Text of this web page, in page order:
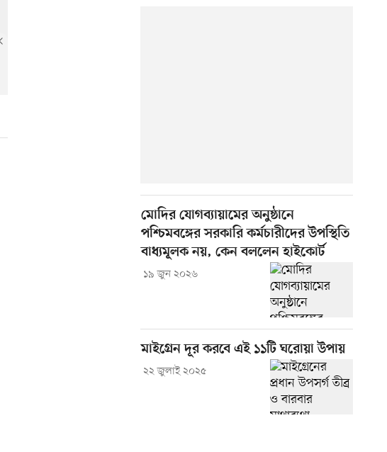
মোদির যোগব্যায়ামের অনুষ্ঠানে
পশ্চিমবঙ্গের সরকারি কর্মচারীদের উপস্থিতি
বাধ্যমূলক নয়, কেন বললেন হাইকোর্ট
১৯ জুন ২০২৬
মাইগ্রেন দূর করবে এই ১১টি ঘরোয়া উপায়
২২ জুলাই ২০২৫